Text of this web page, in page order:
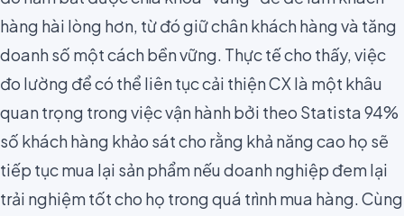
hàng hài lòng hơn, từ đó giữ chân khách hàng và tăng
doanh số một cách bền vững. Thực tế cho thấy, việc
đo lường để có thể liên tục cải thiện CX là một khâu
quan trọng trong việc vận hành bởi theo Statista94%
số khách hàng khảo sát cho rằng khả năng cao họ sẽ
tiếp tục mua lại sản phẩm nếu doanh nghiệp đem lại
trải nghiệm tốt cho họ trong quá trình mua hàng. Cùng